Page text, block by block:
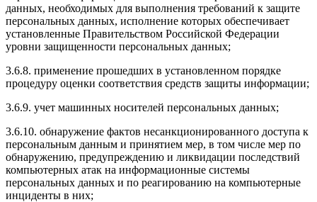
данных, необходимых для выполнения требований к защите
персональных данных, исполнение которых обеспечивает
установленные Правительством Российской Федерации
уровни защищенности персональных данных;
3.6.8. применение прошедших в установленном порядке
процедуру оценки соответствия средств защиты информации;
3.6.9. учет машинных носителей персональных данных;
3.6.10. обнаружение фактов несанкционированного доступа к
персональным данным и принятием мер, в том числе мер по
обнаружению, предупреждению и ликвидации последствий
компьютерных атак на информационные системы
персональных данных и по реагированию на компьютерные
инциденты в них;